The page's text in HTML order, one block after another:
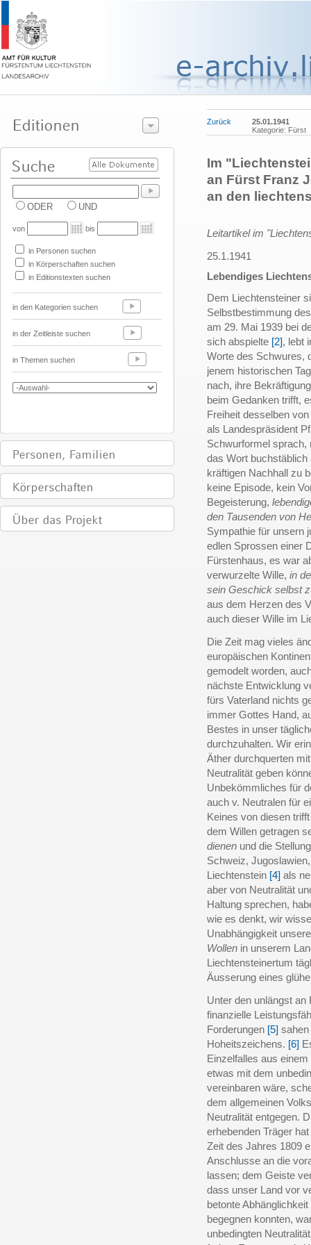
ODER UND
von bis
in Personen suchen
in Körperschaften suchen
in Editionstexten suchen
in den Kategorien suchen
in der Zeitleiste suchen
in Themen suchen
Zurück
25.01.1941
Kategorie: Fürst
Im
an Fürst Franz
an den
Leitartikel im
25.1.1941
Lebendiges
Dem Liechtensteiner
Selbstbestimmung
am 29. Mai 1939 bei
sich abspielte [2], lebt
Worte des Schwures,
jenem historischen
nach, ihre
beim Gedanken trifft,
Freiheit desselben
als Landespräsident
Schwurformel sprach,
das Wort
kräftigen Nachhall zu
keine Episode, kein
Begeisterung,
den Tausenden von
Sympathie für unsern
edlen Sprossen einer
Fürstenhaus, es war
verwurzelte Wille, in
sein Geschick selbst
aus dem Herzen des
auch dieser Wille im
Die Zeit mag vieles
europäischen
gemodelt worden,
nächste Entwicklung
fürs Vaterland nichts
immer Gottes Hand,
Bestes in unser
durchzuhalten. Wir
Äther durchquerten
Neutralität geben
Unbekömmliches für
auch v. Neutralen für
Keines von diesen
dem Willen getragen
dienen und die
Schweiz,
Liechtenstein [4] als
aber von Neutralität
Haltung sprechen,
wie es denkt, wir
Unabhängigkeit
Wollen in unserem
Liechtensteinertum
Äusserung eines
Unter den unlängst
finanzielle
Forderungen [5]
Hoheitszeichens. [6]
Einzelfalles aus
etwas mit dem
vereinbaren wäre,
dem allgemeinen
Neutralität entgegen.
erhebenden Träger
Zeit des Jahres 1809
Anschlusse an die
lassen; dem Geiste
dass unser Land vor
betonte
begegnen konnten,
unbedingten